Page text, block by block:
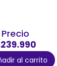
Precio
al carrito